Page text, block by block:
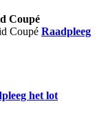
Coupé
Raadpleeg
het lot